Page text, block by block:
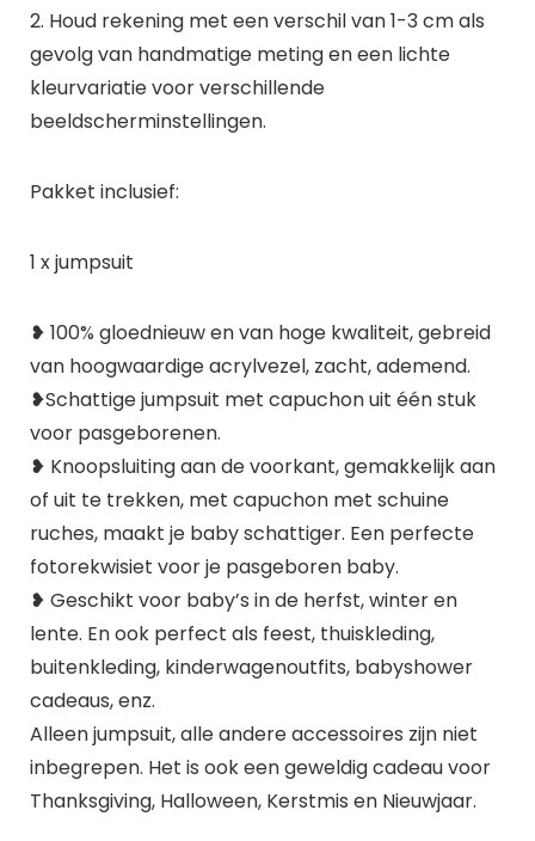
2. Houd rekening met een verschil van 1-3 cm als
gevolg van handmatige meting en een lichte
kleurvariatie voor verschillende
beeldscherminstellingen.
Pakket inclusief:
1 x jumpsuit
❥ 100% gloednieuw en van hoge kwaliteit, gebreid
van hoogwaardige acrylvezel, zacht, ademend.
❥Schattige jumpsuit met capuchon uit één stuk
voor pasgeborenen.
❥ Knoopsluiting aan de voorkant, gemakkelijk aan
of uit te trekken, met capuchon met schuine
ruches, maakt je baby schattiger. Een perfecte
fotorekwisiet voor je pasgeboren baby.
❥ Geschikt voor baby’s in de herfst, winter en
lente. En ook perfect als feest, thuiskleding,
buitenkleding, kinderwagenoutfits, babyshower
cadeaus, enz.
Alleen jumpsuit, alle andere accessoires zijn niet
inbegrepen. Het is ook een geweldig cadeau voor
Thanksgiving, Halloween, Kerstmis en Nieuwjaar.